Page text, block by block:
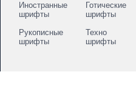
Иностранные
шрифты
Готические
шрифты
Рукописные
шрифты
Техно
шрифты